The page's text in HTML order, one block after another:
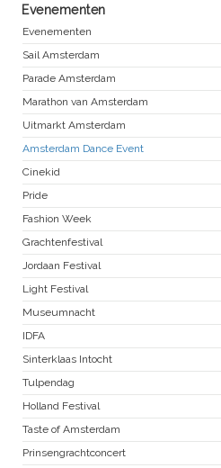
Evenementen
Evenementen
Sail Amsterdam
Parade Amsterdam
Marathon van Amsterdam
Uitmarkt Amsterdam
Amsterdam Dance Event
Cinekid
Pride
Fashion Week
Grachtenfestival
Jordaan Festival
Light Festival
Museumnacht
IDFA
Sinterklaas Intocht
Tulpendag
Holland Festival
Taste of Amsterdam
Prinsengrachtconcert